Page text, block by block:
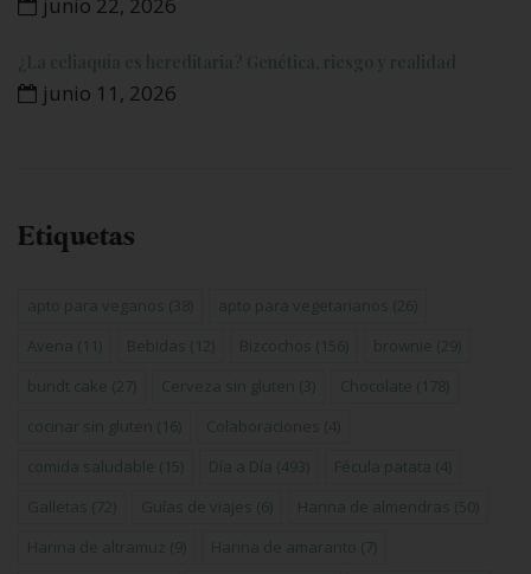
¿La celiaquía es hereditaria? Genética, riesgo y realidad
junio 11, 2026
Etiquetas
apto para veganos (38) apto para vegetarianos (26)
Avena (11) Bebidas (12) Bizcochos (156) brownie (29)
bundt cake (27) Cerveza sin gluten (3) Chocolate (178)
cocinar sin gluten (16) Colaboraciones (4)
comida saludable (15) Día a Día (493) Fécula patata (4)
Galletas (72) Guías de viajes (6) Harina de almendras (50)
Harina de altramuz (9) Harina de amaranto (7)